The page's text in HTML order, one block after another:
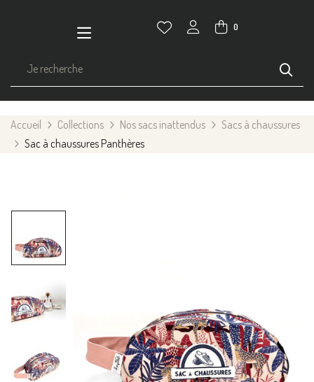
0
Accueil Collections Nos sacs inattendus
Sacs à chaussures
Sac à chaussures Panthères